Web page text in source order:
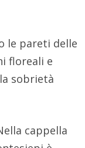
le pareti delle
floreali e
sobrietà
cappella